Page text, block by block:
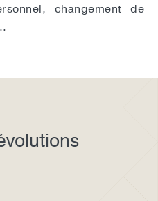
changement de